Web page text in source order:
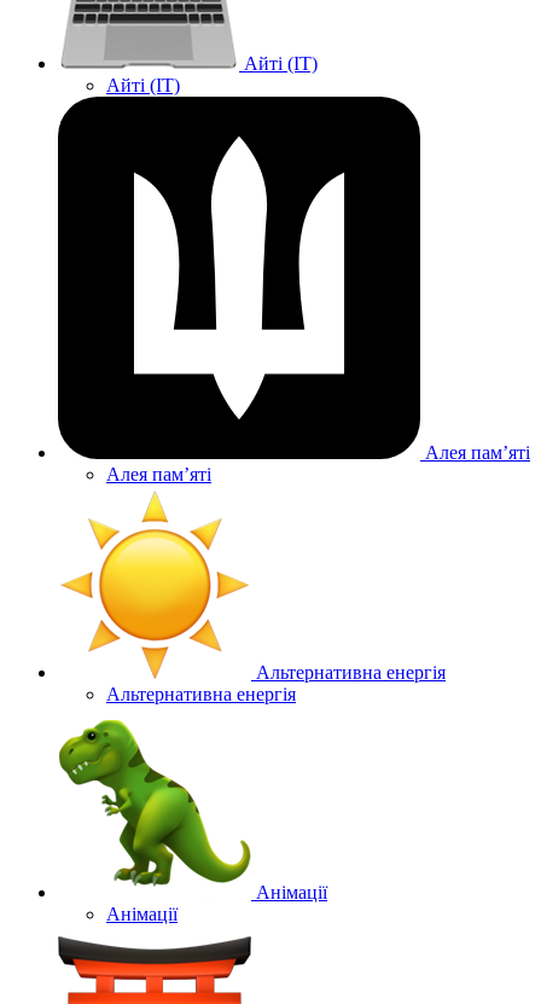
Айті (IT)
Айті (IT)
Алея памʼяті
Алея памʼяті
Альтернативна енергія
Альтернативна енергія
Анімації
Анімації